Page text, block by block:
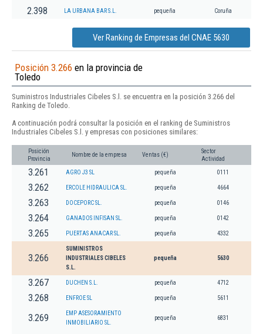
2.398 LA URBANA BAR S.L. pequeña Coruña
Ver Ranking de Empresas del CNAE 5630
Posición 3.266 en la provincia de
Toledo
Suministros Industriales Cibeles S.l. se encuentra en la posición 3.266 del
Ranking de Toledo.
A continuación podrá consultar la posición en el ranking de Suministros
Industriales Cibeles S.l. y empresas con posiciones similares:
Posición
Provincia
Nombre de la empresa Ventas (€)
Sector
Actividad
3.261 AGRO J3 SL pequeña 0111
3.262 ERCOLE HIDRAULICA SL. pequeña 4664
3.263 DOCEPORC SL. pequeña 0146
3.264 GANADOS INFISAN SL. pequeña 0142
3.265 PUERTAS ANACAR SL. pequeña 4332
3.266
SUMINISTROS
INDUSTRIALES CIBELES
S.L.
pequeña 5630
3.267 DUCHEN S.L. pequeña 4712
3.268 ENFROE SL pequeña 5611
3.269
EMP ASESORAMIENTO
INMOBILIARIO SL.
pequeña 6831